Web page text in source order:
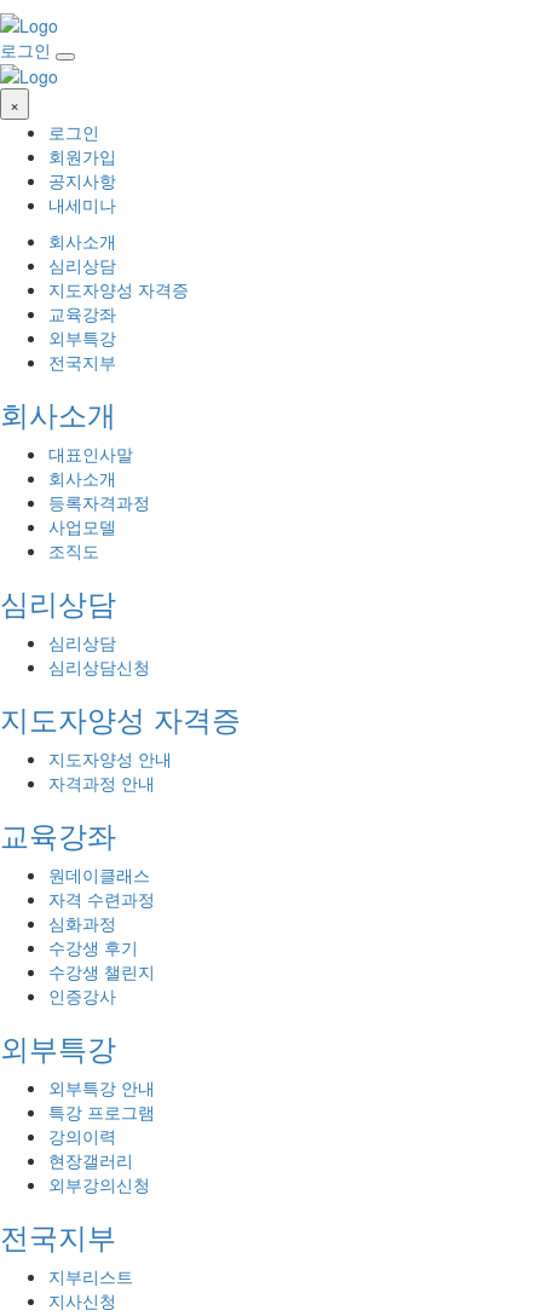
로그인
×
로그인
회원가입
공지사항
내세미나
회사소개
심리상담
지도자양성 자격증
교육강좌
외부특강
전국지부
회사소개
대표인사말
회사소개
등록자격과정
사업모델
조직도
심리상담
심리상담
심리상담신청
지도자양성 자격증
지도자양성 안내
자격과정 안내
교육강좌
원데이클래스
자격 수련과정
심화과정
수강생 후기
수강생 챌린지
인증강사
외부특강
외부특강 안내
특강 프로그램
강의이력
현장갤러리
외부강의신청
전국지부
지부리스트
지사신청